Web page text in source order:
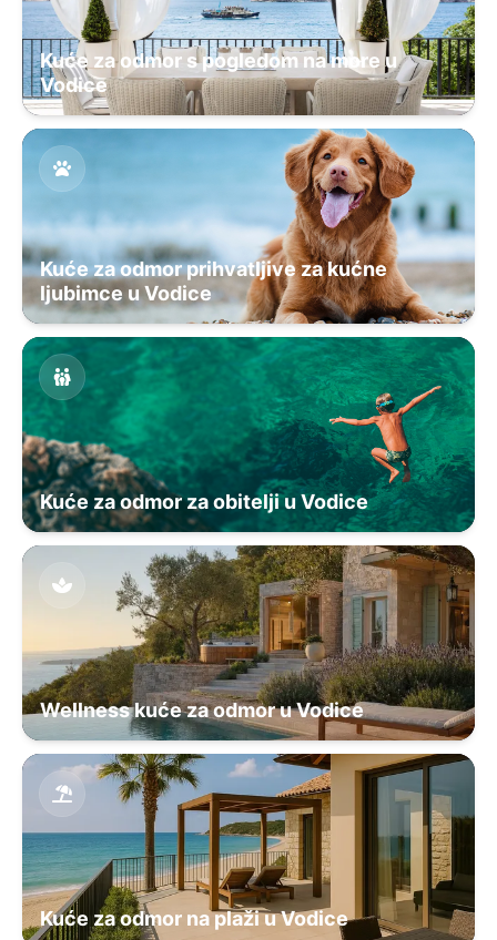
Kuće za odmor s pogledom na more u
Vodice
Kuće za odmor prihvatljive za kućne
ljubimce u Vodice
Kuće za odmor za obitelji u Vodice
Wellness kuće za odmor u Vodice
Kuće za odmor na plaži u Vodice